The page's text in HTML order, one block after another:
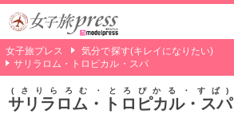
女子旅プレス
気分で探す(キレイになりたい)
サリラロム・トロピカル・スパ
サリラロム・トロピカル・スパ
さりらろむ・とろぴかる・すぱ